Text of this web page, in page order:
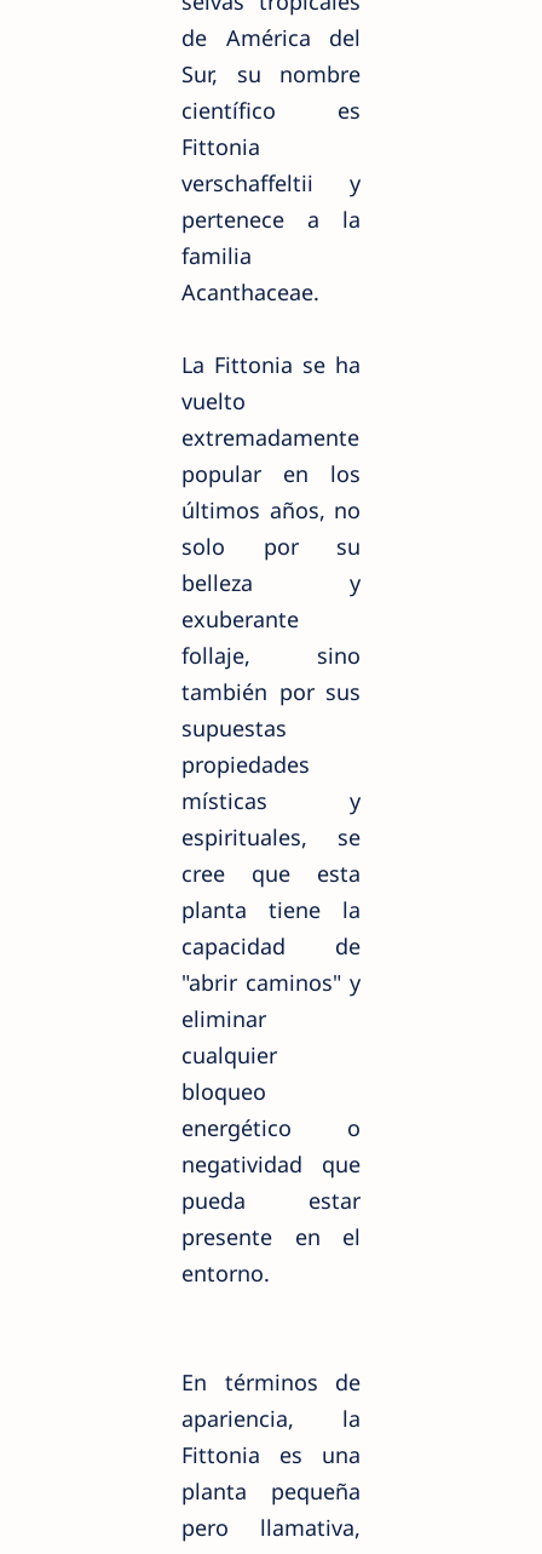
de América del
Sur, su nombre
científico es
Fittonia
verschaffeltii y
pertenece a la
familia
Acanthaceae.
La Fittonia se ha
vuelto
extremadamente
popular en los
últimos años, no
solo por su
belleza y
exuberante
follaje, sino
también por sus
supuestas
propiedades
místicas y
espirituales, se
cree que esta
planta tiene la
capacidad de
"abrir caminos" y
eliminar
cualquier
bloqueo
energético o
negatividad que
pueda estar
presente en el
entorno.
En términos de
apariencia, la
Fittonia es una
planta pequeña
pero llamativa,